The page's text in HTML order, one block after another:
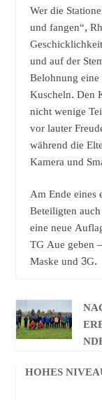
Wer die
und fangen“,
und auf der
Belohnung
Kuscheln. Den
nicht wenige
vor lauter
während die
Kamera und
Am Ende eines
Beteiligten
eine neue
TG Aue geben
Maske und 3G.
HOHES